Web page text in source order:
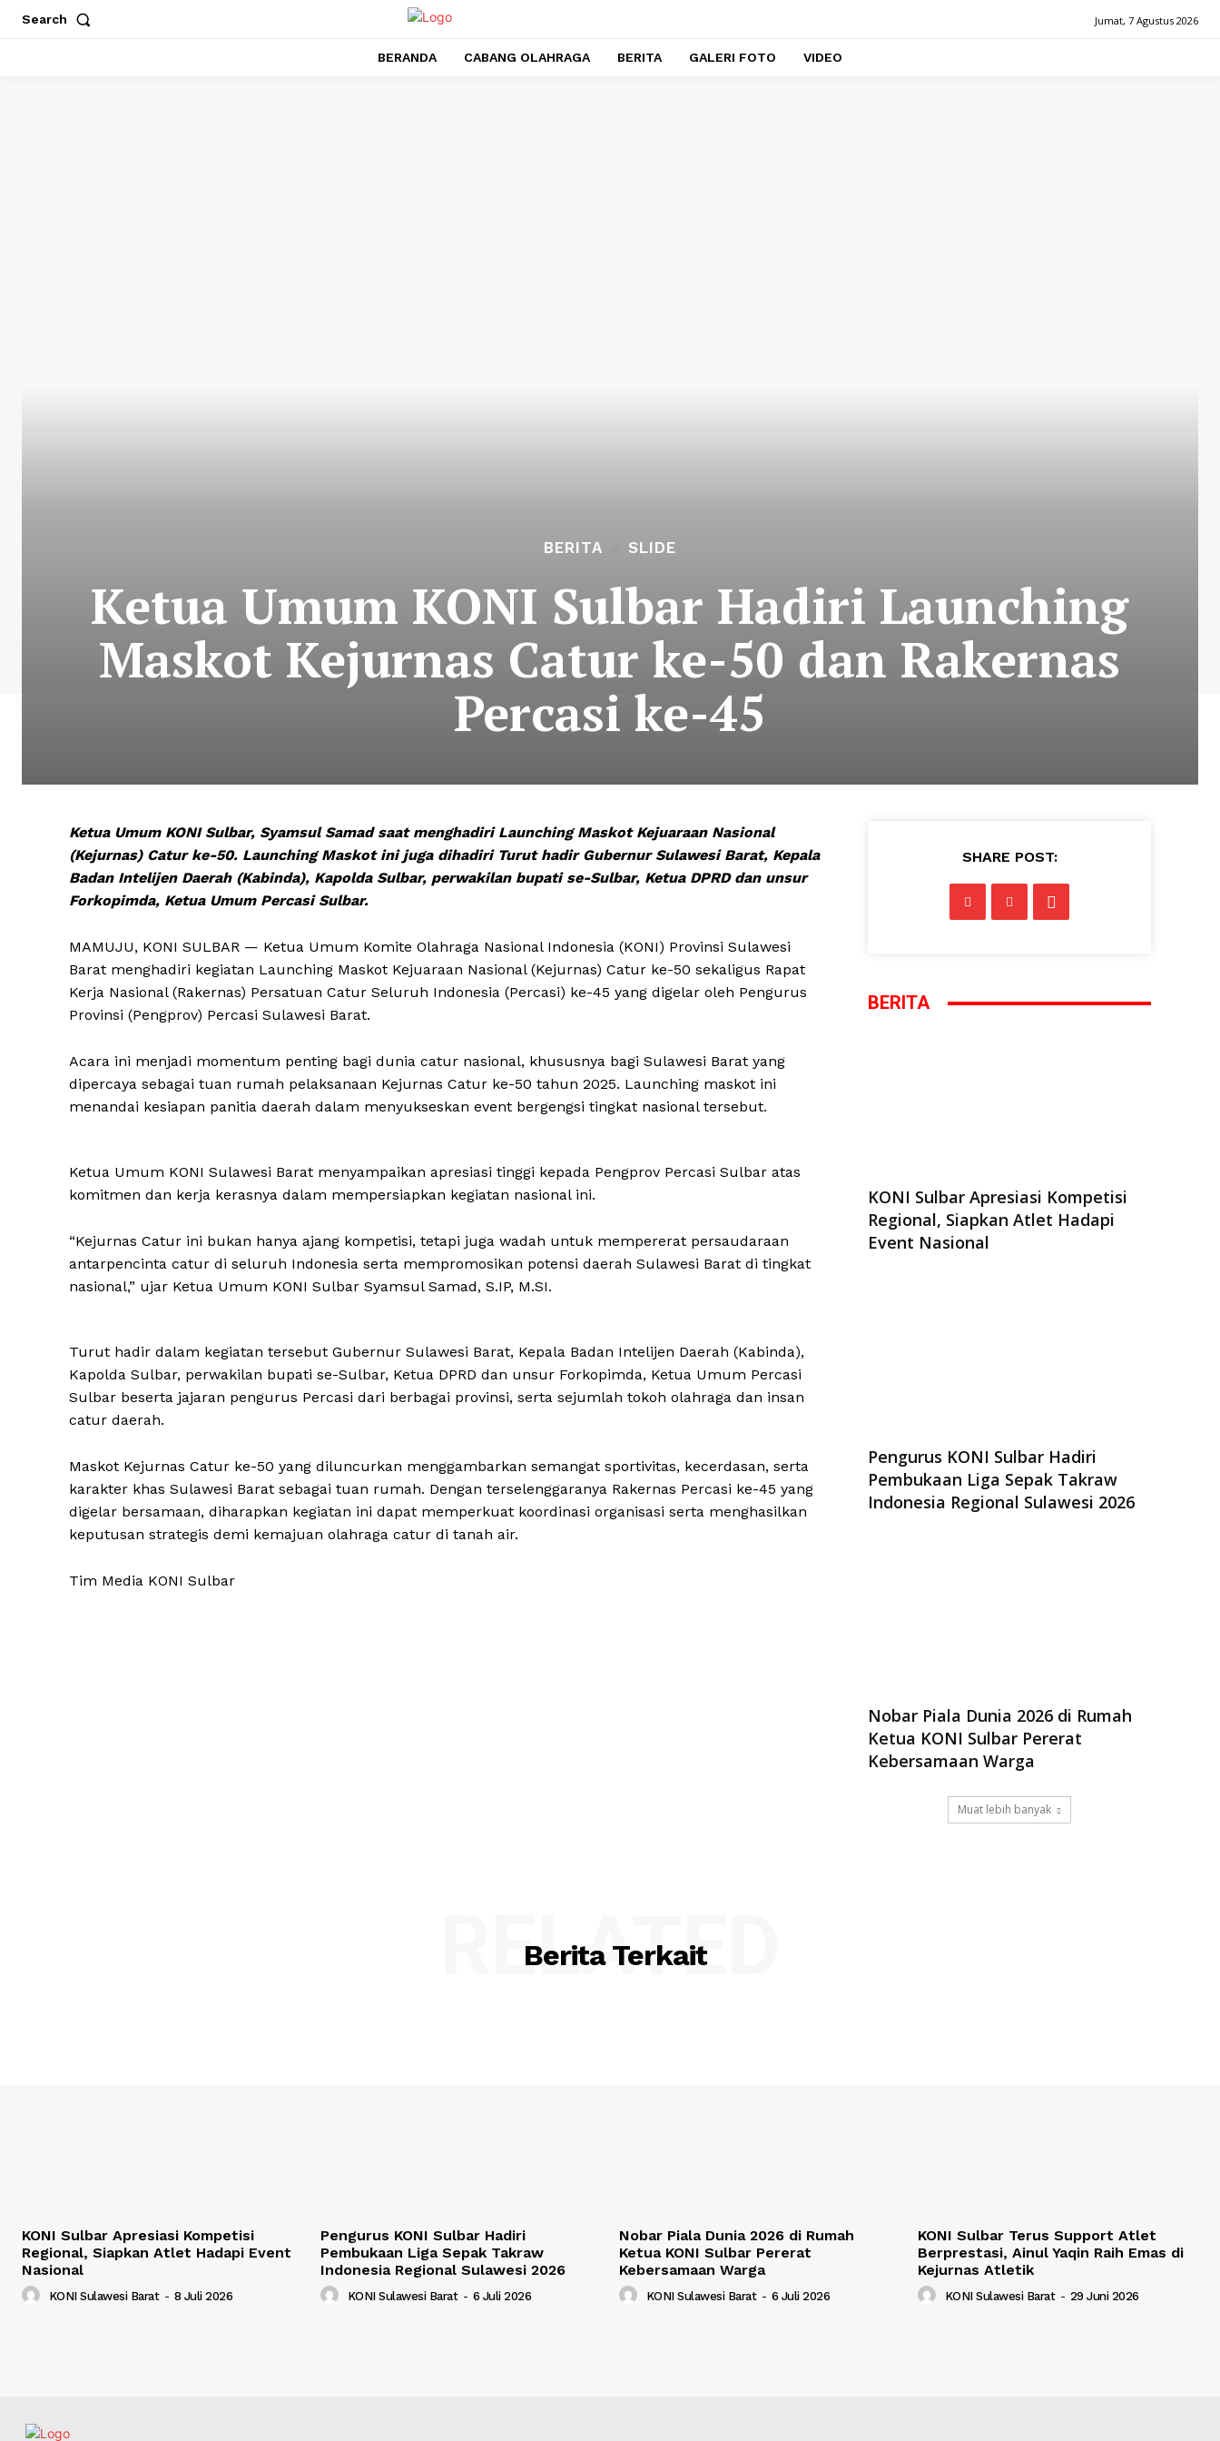
Search Jumat, 7 Agustus 2026
BERANDA CABANG OLAHRAGA BERITA GALERI FOTO VIDEO
BERITA SLIDE
Ketua Umum KONI Sulbar Hadiri Launching
Maskot Kejurnas Catur ke-50 dan Rakernas
Percasi ke-45
Ketua Umum KONI Sulbar, Syamsul Samad saat menghadiri Launching Maskot Kejuaraan Nasional
(Kejurnas) Catur ke-50. Launching Maskot ini juga dihadiri Turut hadir Gubernur Sulawesi Barat, Kepala
Badan Intelijen Daerah (Kabinda), Kapolda Sulbar, perwakilan bupati se-Sulbar, Ketua DPRD dan unsur
Forkopimda, Ketua Umum Percasi Sulbar.
MAMUJU, KONI SULBAR — Ketua Umum Komite Olahraga Nasional Indonesia (KONI) Provinsi Sulawesi
Barat menghadiri kegiatan Launching Maskot Kejuaraan Nasional (Kejurnas) Catur ke-50 sekaligus Rapat
Kerja Nasional (Rakernas) Persatuan Catur Seluruh Indonesia (Percasi) ke-45 yang digelar oleh Pengurus
Provinsi (Pengprov) Percasi Sulawesi Barat.
Acara ini menjadi momentum penting bagi dunia catur nasional, khususnya bagi Sulawesi Barat yang
dipercaya sebagai tuan rumah pelaksanaan Kejurnas Catur ke-50 tahun 2025. Launching maskot ini
menandai kesiapan panitia daerah dalam menyukseskan event bergengsi tingkat nasional tersebut.
Ketua Umum KONI Sulawesi Barat menyampaikan apresiasi tinggi kepada Pengprov Percasi Sulbar atas
komitmen dan kerja kerasnya dalam mempersiapkan kegiatan nasional ini.
“Kejurnas Catur ini bukan hanya ajang kompetisi, tetapi juga wadah untuk mempererat persaudaraan
antarpencinta catur di seluruh Indonesia serta mempromosikan potensi daerah Sulawesi Barat di tingkat
nasional,” ujar Ketua Umum KONI Sulbar Syamsul Samad, S.IP, M.SI.
Turut hadir dalam kegiatan tersebut Gubernur Sulawesi Barat, Kepala Badan Intelijen Daerah (Kabinda),
Kapolda Sulbar, perwakilan bupati se-Sulbar, Ketua DPRD dan unsur Forkopimda, Ketua Umum Percasi
Sulbar beserta jajaran pengurus Percasi dari berbagai provinsi, serta sejumlah tokoh olahraga dan insan
catur daerah.
Maskot Kejurnas Catur ke-50 yang diluncurkan menggambarkan semangat sportivitas, kecerdasan, serta
karakter khas Sulawesi Barat sebagai tuan rumah. Dengan terselenggaranya Rakernas Percasi ke-45 yang
digelar bersamaan, diharapkan kegiatan ini dapat memperkuat koordinasi organisasi serta menghasilkan
keputusan strategis demi kemajuan olahraga catur di tanah air.
Tim Media KONI Sulbar
SHARE POST:
BERITA
KONI Sulbar Apresiasi Kompetisi
Regional, Siapkan Atlet Hadapi
Event Nasional
Pengurus KONI Sulbar Hadiri
Pembukaan Liga Sepak Takraw
Indonesia Regional Sulawesi 2026
Nobar Piala Dunia 2026 di Rumah
Ketua KONI Sulbar Pererat
Kebersamaan Warga
Muat lebih banyak
Berita Terkait
RELATED
KONI Sulbar Apresiasi Kompetisi
Regional, Siapkan Atlet Hadapi Event
Nasional
KONI Sulawesi Barat - 8 Juli 2026
Pengurus KONI Sulbar Hadiri
Pembukaan Liga Sepak Takraw
Indonesia Regional Sulawesi 2026
KONI Sulawesi Barat - 6 Juli 2026
Nobar Piala Dunia 2026 di Rumah
Ketua KONI Sulbar Pererat
Kebersamaan Warga
KONI Sulawesi Barat - 6 Juli 2026
KONI Sulbar Terus Support Atlet
Berprestasi, Ainul Yaqin Raih Emas di
Kejurnas Atletik
KONI Sulawesi Barat - 29 Juni 2026